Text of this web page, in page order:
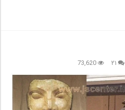
۲۱ 73,620